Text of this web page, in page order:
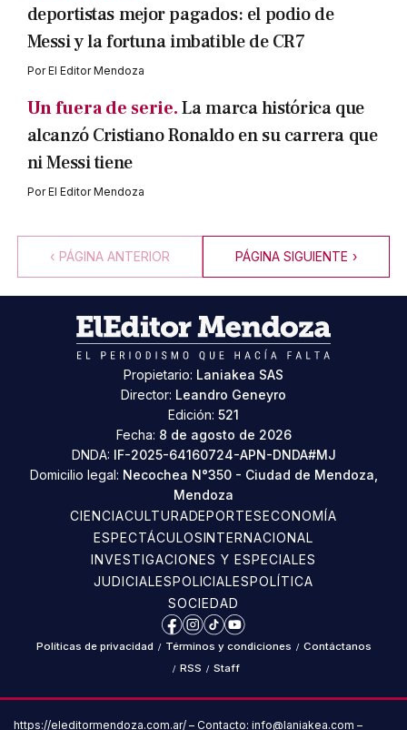
deportistas mejor pagados: el podio de
Messi y la fortuna imbatible de CR7
PorEl Editor Mendoza
Un fuera de serie.La marca histórica que
alcanzó Cristiano Ronaldo en su carrera que
ni Messi tiene
PorEl Editor Mendoza
‹ PÁGINA ANTERIOR PÁGINA SIGUIENTE ›
Propietario: Laniakea SAS
Director: Leandro Geneyro
Edición: 521
Fecha: 8 de agosto de 2026
DNDA: IF-2025-64160724-APN-DNDA#MJ
Domicilio legal: Necochea N°350 - Ciudad de Mendoza,
Mendoza
CIENCIACULTURADEPORTESECONOMÍA
ESPECTÁCULOSINTERNACIONAL
INVESTIGACIONES Y ESPECIALES
JUDICIALESPOLICIALESPOLÍTICA
SOCIEDAD
Facebook
Instagram
TikTokYouTube
Políticas de privacidad / Términos y condiciones / Contáctanos
/ RSS / Staff
https://eleditormendoza.com.ar/ – Contacto: info@laniakea.com –